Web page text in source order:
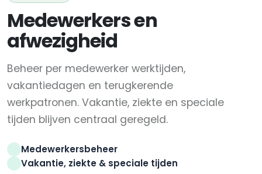
Medewerkers en
afwezigheid
Beheer per medewerker werktijden,
vakantiedagen en terugkerende
werkpatronen. Vakantie, ziekte en speciale
tijden blijven centraal geregeld.
Medewerkersbeheer
Vakantie, ziekte & speciale tijden